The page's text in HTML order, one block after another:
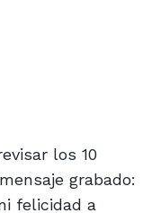
los 10
grabado:
felicidad a